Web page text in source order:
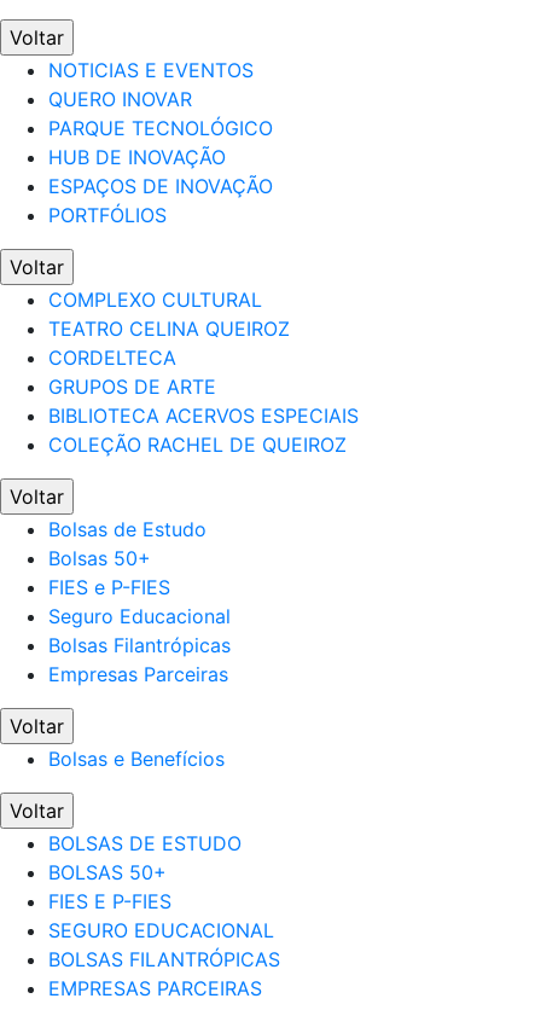
Voltar
NOTICIAS E EVENTOS
QUERO INOVAR
PARQUE TECNOLÓGICO
HUB DE INOVAÇÃO
ESPAÇOS DE INOVAÇÃO
PORTFÓLIOS
Voltar
COMPLEXO CULTURAL
TEATRO CELINA QUEIROZ
CORDELTECA
GRUPOS DE ARTE
BIBLIOTECA ACERVOS ESPECIAIS
COLEÇÃO RACHEL DE QUEIROZ
Voltar
Bolsas de Estudo
Bolsas 50+
FIES e P-FIES
Seguro Educacional
Bolsas Filantrópicas
Empresas Parceiras
Voltar
Bolsas e Benefícios
Voltar
BOLSAS DE ESTUDO
BOLSAS 50+
FIES E P-FIES
SEGURO EDUCACIONAL
BOLSAS FILANTRÓPICAS
EMPRESAS PARCEIRAS